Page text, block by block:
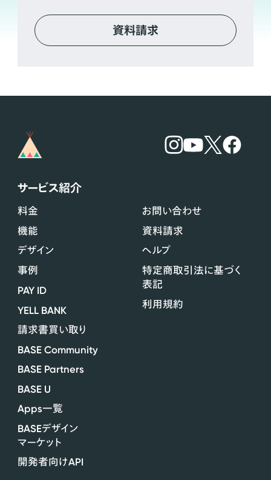
資料請求
サービス紹介
料金
機能
デザイン
事例
PAY ID
YELL BANK
請求書買い取り
BASE Community
BASE Partners
BASE U
Apps一覧
BASEデザイン
マーケット
開発者向けAPI
お問い合わせ
資料請求
ヘルプ
特定商取引法に基づく
表記
利用規約